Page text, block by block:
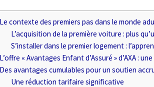
Le contexte des premiers pas dans le monde
L’acquisition de la première voiture : plus
S’installer dans le premier logement :
L’offre « Avantages Enfant d’Assuré » d’AXA :
Des avantages cumulables pour un soutien
Une réduction tarifaire significative